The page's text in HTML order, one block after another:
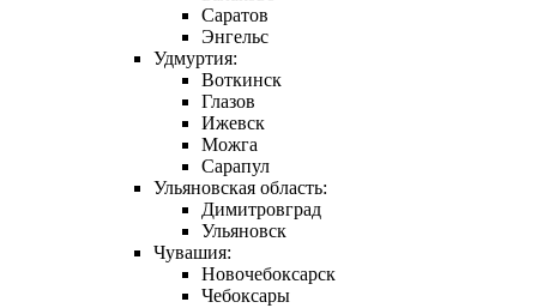
Саратов
Энгельс
Удмуртия:
Воткинск
Глазов
Ижевск
Можга
Сарапул
Ульяновская область:
Димитровград
Ульяновск
Чувашия:
Новочебоксарск
Чебоксары